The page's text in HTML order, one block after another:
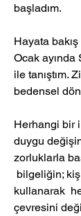
başladım.
Hayata
Ocak
ile tanıştım.
bedensel
Herhangi bir
duygu
zorluklarla
bilgeliğin;
kullanarak
çevresini